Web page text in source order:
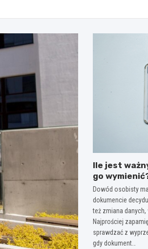
Ile jest
go
Dowód osobisty
dokumencie
też zmiana
Najprościej
sprawdzać z
gdy dokument…